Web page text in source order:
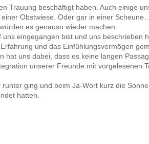
Trauung beschäftigt haben. Auch einige
Obstwiese. Oder gar in einer Scheune…
es genauso wieder machen.
eingegangen bist und uns beschrieben
und das Einfühlungsvermögen
hat uns dabei, dass es keine langen
unserer Freunde mit vorgelesenen
ging und beim Ja-Wort kurz die
hatten.